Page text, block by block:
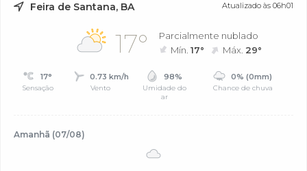
Feira de Santana, BA Atualizado às 06h01
17°
Parcialmente nublado
Mín.17° Máx. 29°
17°
Sensação
0.73 km/h
Vento
98%
Umidade do
ar
0% (0mm)
Chance de chuva
Amanhã (07/08)